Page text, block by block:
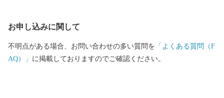
お申し込みに関して
不明点がある場合、お問い合わせの多い質問を 「よくある質問（F
AQ）」 に掲載しておりますのでご確認ください。